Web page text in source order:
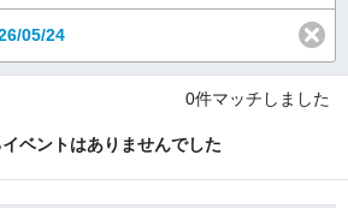
05/24
0件マッチしました
ベントはありませんでした